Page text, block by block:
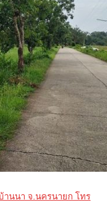
นนา จ.นครนายก โทร